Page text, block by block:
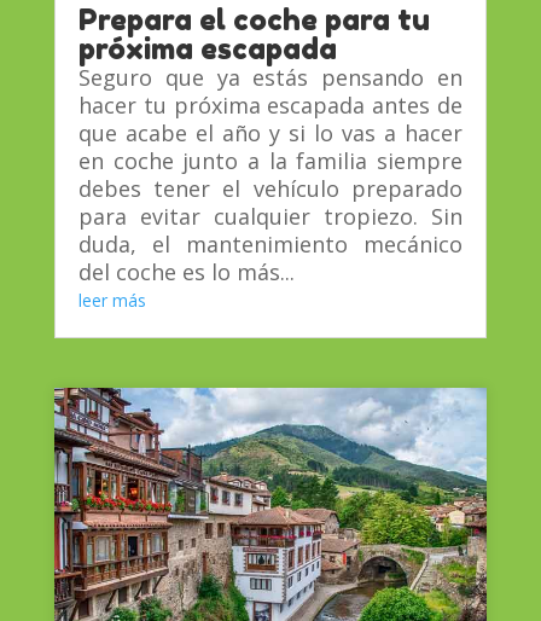
Prepara el coche para tu
próxima escapada
Seguro que ya estás pensando en
hacer tu próxima escapada antes de
que acabe el año y si lo vas a hacer
en coche junto a la familia siempre
debes tener el vehículo preparado
para evitar cualquier tropiezo. Sin
duda, el mantenimiento mecánico
del coche es lo más...
leer más